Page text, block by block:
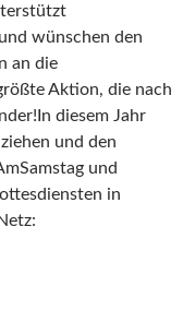
wünschen den
an die
Aktion, die nach
diesem Jahr
und den
und
in
in MauNieWei